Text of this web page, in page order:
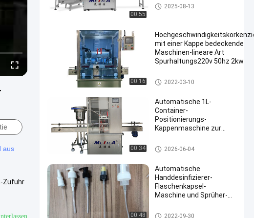
aus
Zufuhr
00:55
FLASCHEN-MIT EINER KAPPE
BEDECKENDE MASCHINE
2025-08-13
00:16
mit einer Kappe bedeckende
Maschinen-lineare Art
Spurhaltungs220v 50hz 2kw
FLASCHEN-MIT EINER KAPPE
E MASCHINE
2022-03-10
00:34
Automatische 1L-
Container-
Positionierungs-
Kappenmaschine zur
Flaschen
FLASCHEN-MIT EINER KAPPE
BEDECKENDE MASCHINE
2026-06-04
00:48
Automatische
Handdesinfizierer-
Flaschenkapsel-
Maschine und Sprüher-
FLASCHEN-MIT EINER KAPPE
2022-09-30